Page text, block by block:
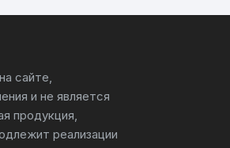
сайте,
и не является
продукция,
реализации